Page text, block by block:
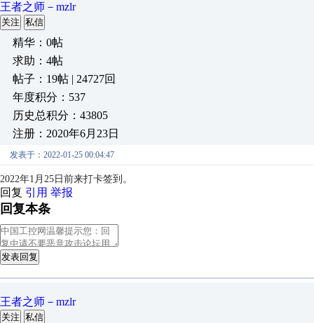
王者之师－mzlr
关注 私信
精华：0帖
求助：4帖
帖子：19帖 | 24727回
年度积分：537
历史总积分：43805
注册：2020年6月23日
发表于：2022-01-25 00:04:47
2022年1月25日前来打卡签到。
回复 引用 举报
回复本条
发表回复
王者之师－mzlr
关注 私信